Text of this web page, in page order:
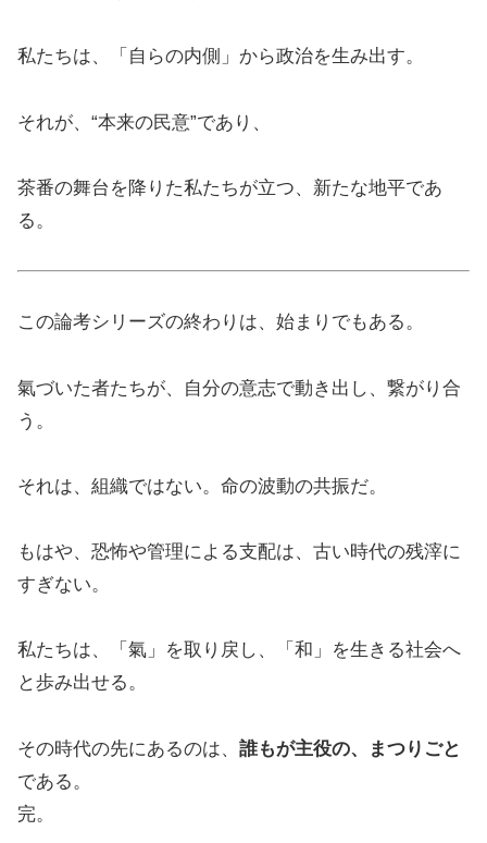
私たちは、「自らの内側」から政治を生み出す。
それが、“本来の民意”であり、
茶番の舞台を降りた私たちが立つ、新たな地平であ
る。
この論考シリーズの終わりは、始まりでもある。
氣づいた者たちが、自分の意志で動き出し、繋がり合
う。
それは、組織ではない。命の波動の共振だ。
もはや、恐怖や管理による支配は、古い時代の残滓に
すぎない。
私たちは、「氣」を取り戻し、「和」を生きる社会へ
と歩み出せる。
その時代の先にあるのは、 誰もが主役の、まつりごと
である。
完。